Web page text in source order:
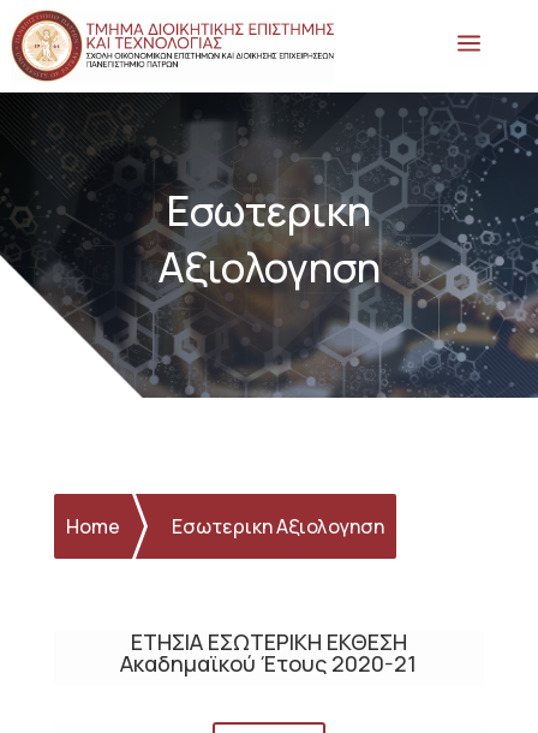
a
Εσωτερικη
Αξιολογηση
Home Εσωτερικη Αξιολογηση
ΕΤΗΣΙΑ ΕΣΩΤΕΡΙΚΗ ΕΚΘΕΣΗ
Ακαδημαϊκού Έτους 2020-21